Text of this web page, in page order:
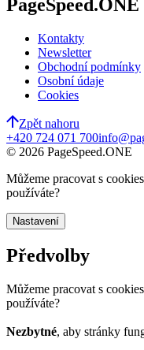
PageSpeed.ONE
Kontakty
Newsletter
Obchodní podmínky
Osobní údaje
Cookies
Zpět nahoru
+420 724 071 700
© 2026 PageSpeed.ONE
Můžeme pracovat s
používáte?
Nastavení
Předvolby
Můžeme pracovat s
používáte?
Nezbytné, aby stránky